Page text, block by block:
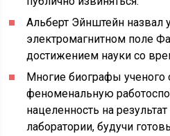
Альберт Эйнштейн назвал
электромагнитном поле
достижением науки со
Многие биографы ученого
феноменальную
нацеленность на
лаборатории, будучи